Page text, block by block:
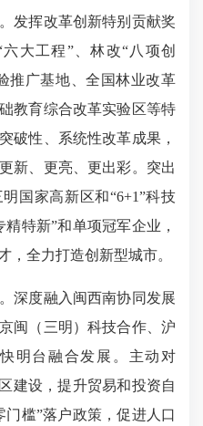
挥改革创新特别贡献奖
大工程”、林改“八项创
推广基地、全国林业改革
教育综合改革实验区等特
破性、系统性改革成果，
新、更亮、更出彩。突出
国家高新区和“6+1”科技
特新”和单项冠军企业，
，全力打造创新型城市。
度融入闽西南协同发展
闽（三明）科技合作、沪
明台融合发展。主动对
建设，提升贸易和投资自
槛”落户政策，促进人口